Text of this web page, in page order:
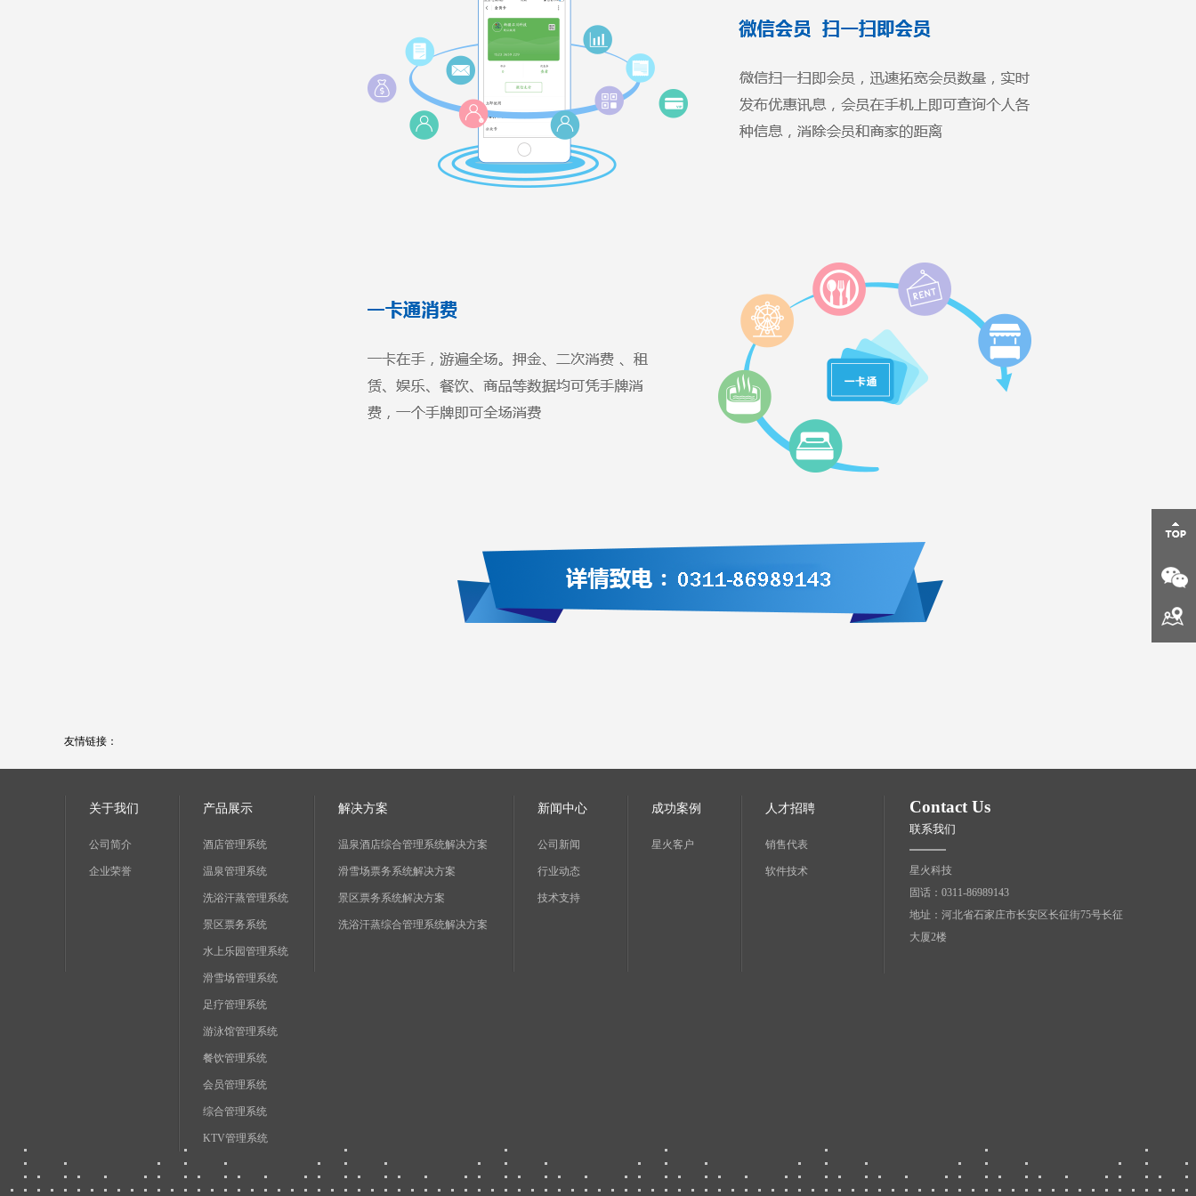
友情链接：
关于我们
公司简介
企业荣誉
产品展示
酒店管理系统
温泉管理系统
洗浴汗蒸管理系统
景区票务系统
水上乐园管理系统
滑雪场管理系统
足疗管理系统
游泳馆管理系统
餐饮管理系统
会员管理系统
综合管理系统
KTV管理系统
解决方案
温泉酒店综合管理系统解决方案
滑雪场票务系统解决方案
景区票务系统解决方案
洗浴汗蒸综合管理系统解决方案
新闻中心
公司新闻
行业动态
技术支持
成功案例
星火客户
人才招聘
销售代表
软件技术
Contact Us
联系我们
星火科技
固话：0311-86989143
地址：河北省石家庄市长安区长征街75号长征
大厦2楼